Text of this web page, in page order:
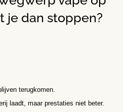
je dan stoppen?
terugkomen.
laadt, maar prestaties niet beter.